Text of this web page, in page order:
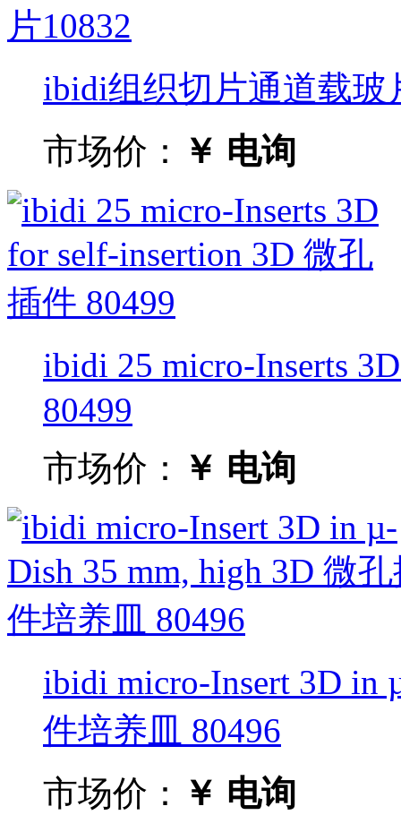
ibidi组织切片通道载玻
市场价：
￥ 电询
ibidi 25 micro-Inserts
80499
市场价：
￥ 电询
ibidi micro-Insert 3D in
件培养皿 80496
市场价：
￥ 电询